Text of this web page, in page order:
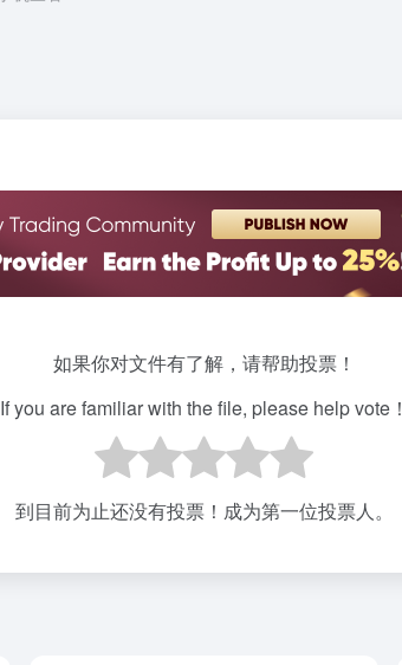
如果你对文件有了解，请帮助投票！
If you are familiar with the file, please help vote！
到目前为止还没有投票！成为第一位投票人。